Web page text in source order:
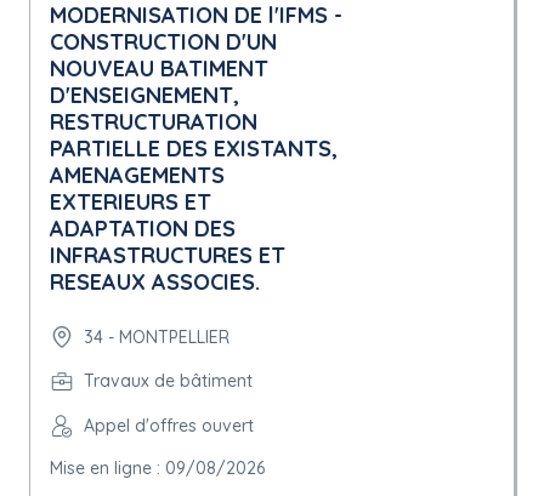
MODERNISATION DE l'IFMS -
CONSTRUCTION D'UN
NOUVEAU BATIMENT
D'ENSEIGNEMENT,
RESTRUCTURATION
PARTIELLE DES EXISTANTS,
AMENAGEMENTS
EXTERIEURS ET
ADAPTATION DES
INFRASTRUCTURES ET
RESEAUX ASSOCIES.
34 - MONTPELLIER
Travaux de bâtiment
Appel d'offres ouvert
Mise en ligne : 09/08/2026